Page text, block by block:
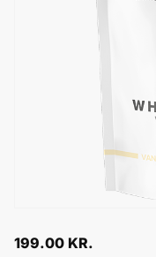
199.00 KR.